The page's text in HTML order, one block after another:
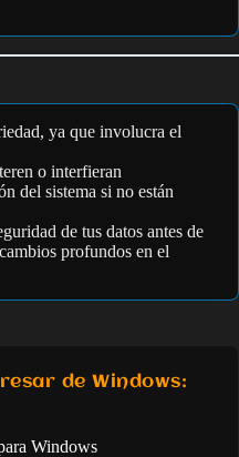
ya que involucra el
o interfieran
del sistema si no están
de tus datos antes de
profundos en el
de Windows:
Windows